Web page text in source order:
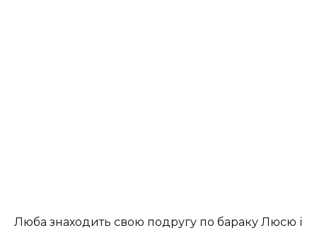
Люба знаходить свою подругу по бараку Люсю і